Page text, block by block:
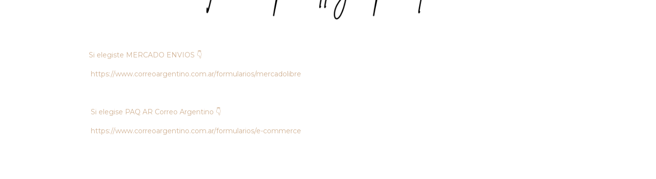
Si elegiste MERCADO ENVIOS 👇
https://www.correoargentino.com.ar/formularios/mercadolibre
Si elegise PAQ AR Correo Argentino 👇
https://www.correoargentino.com.ar/formularios/e-commerce